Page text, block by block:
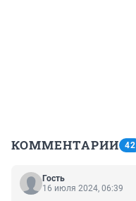
КОММЕНТАРИИ 42
Гость
16 июля 2024, 06:39